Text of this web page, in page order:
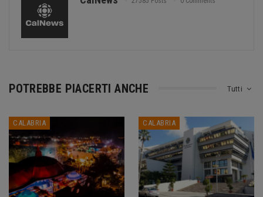
Tutti
POTREBBE PIACERTI ANCHE
CALABRIA CALABRIA